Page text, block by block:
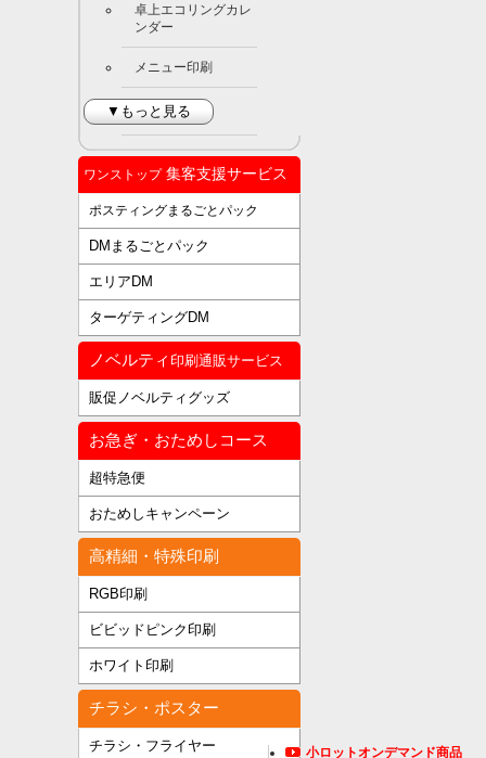
卓上エコリングカレ
ンダー
メニュー印刷
▼もっと見る
ワンストップ集客支援サービス
ポスティングまるごとパック
DMまるごとパック
エリアDM
ターゲティングDM
ノベルティ 印刷通販サービス
販促ノベルティグッズ
お急ぎ・おためしコース
超特急便
おためしキャンペーン
高精細・特殊印刷
RGB印刷
ビビッドピンク印刷
ホワイト印刷
チラシ・ポスター
チラシ・フライヤー 小ロットオンデマンド商品